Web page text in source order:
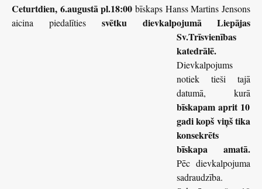
Ceturtdien, 6.augustā pl.18:00 bīskaps Hanss Martins Jensons
aicina piedalīties svētku dievkalpojumā Liepājas
Sv.Trīsvienības
katedrālē.
Dievkalpojums
notiek tieši tajā
datumā, kurā
bīskapam aprit 10
gadi kopš viņš tika
konsekrēts
bīskapa amatā.
Pēc dievkalpojuma
sadraudzība.